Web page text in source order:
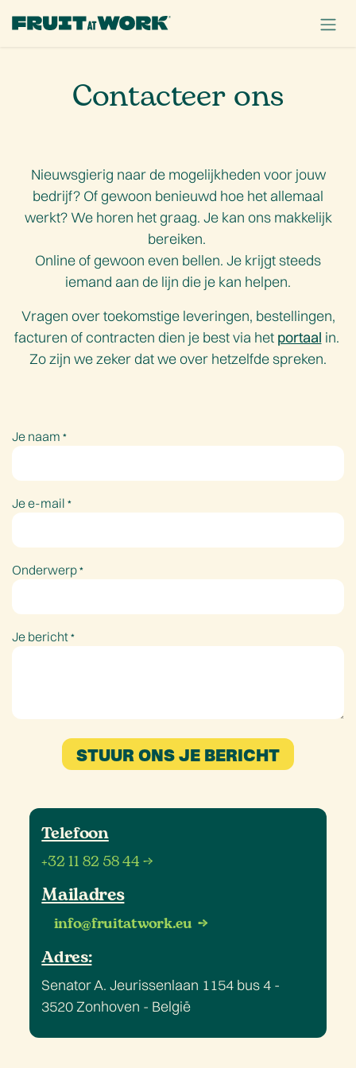
Contacteer ons
Nieuwsgierig naar de mogelijkheden voor jouw
bedrijf? Of gewoon benieuwd hoe het allemaal
werkt? We horen het graag. Je kan ons makkelijk
bereiken.
Online of gewoon even bellen. Je krijgt steeds
iemand aan de lijn die je kan helpen.
Vragen over toekomstige leveringen, bestellingen,
facturen of contracten dien je best via het portaal in.
Zo zijn we zeker dat we over hetzelfde spreken.
Je naam *
Je e-mail *
Onderwerp*
Je bericht*
STUUR ONS JE BERICHT
Telefoon
+32 11 82 58 44 →
Mailadres
info@fruitatwork.eu →
Adres:
Senator A. Jeurissenlaan 1154 bus 4 -
3520 Zonhoven - België